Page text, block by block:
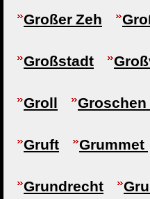
Großer Zeh
Großstadt
Groll Groschen
Gruft Grummet
Grundrecht